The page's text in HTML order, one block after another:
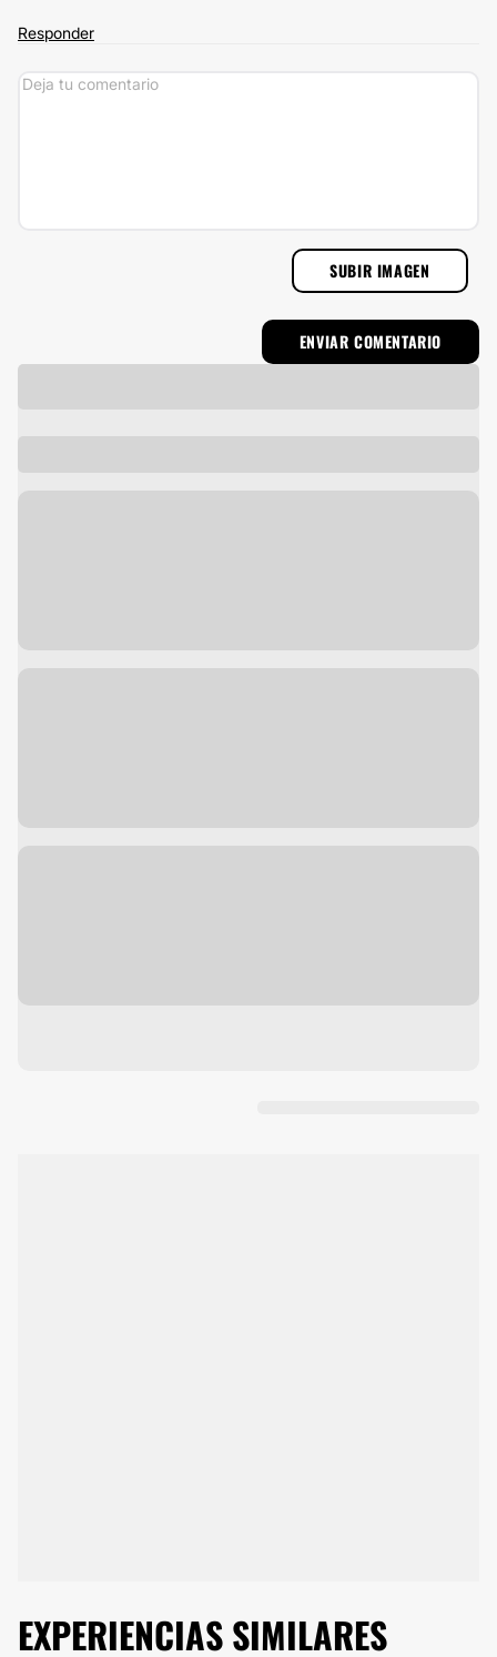
Responder
SUBIR IMAGEN
EXPERIENCIAS SIMILARES